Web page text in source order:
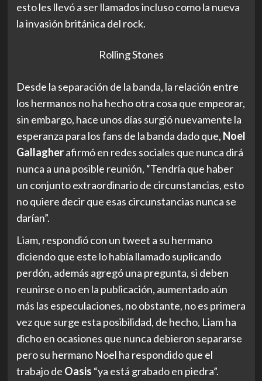
esto les llevó a ser llamados incluso como la nueva
la invasión británica del rock.
Rolling Stones
Desde la separación de la banda, la relación entre
los hermanos no ha hecho otra cosa que empeorar,
sin embargo, hace unos días surgió nuevamente la
esperanza para los fans de la banda dado que, Noel
Gallagherafirmó en redes sociales que nunca dirá
nunca a una posible reunión, “Tendría que haber
un conjunto extraordinario de circunstancias, esto
no quiere decir que esas circunstancias nunca se
darían”.
Liam, respondió con un tweet a su hermano
diciendo que este lo había llamado suplicando
perdón, además agregó una pregunta, si deben
reunirse o no en la publicación, aumentado aún
más las especulaciones, no obstante, no es primera
vez que surge esta posibilidad, de hecho, Liam ha
dicho en ocasiones que nunca debieron separarse
pero su hermano Noel ha respondido que el
trabajo de Oasis “ya está grabado en piedra”.